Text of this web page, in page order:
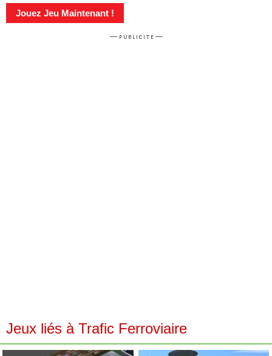
Jouez Jeu Maintenant !
Jeux liés à Trafic Ferroviaire